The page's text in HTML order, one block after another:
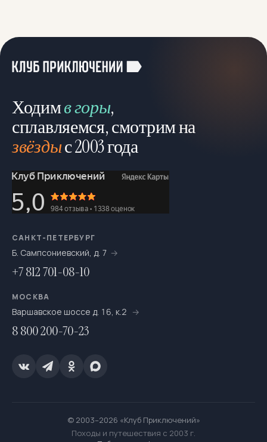
Ходимв горы,
сплавляемся, смотрим на
звёздыс 2003 года
САНКТ-ПЕТЕРБУРГ
Б. Сампсониевский, д. 7
+7 812 701-08-10
МОСКВА
Варшавское шоссе д. 16, к.2
8 800 200-70-23
© 2003–2026 «Клуб Приключений»
Походы и путешествия с 2003 г.